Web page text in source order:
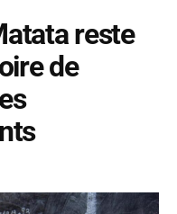
reste
de